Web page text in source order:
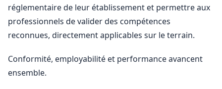
réglementaire de leur établissement et permettre aux
professionnels de valider des compétences
reconnues, directement applicables sur le terrain.
Conformité, employabilité et performance avancent
ensemble.